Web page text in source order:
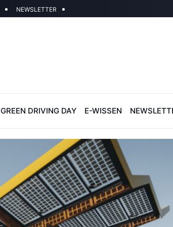
NEWSLETTER
GREEN DRIVING DAY E-WISSEN